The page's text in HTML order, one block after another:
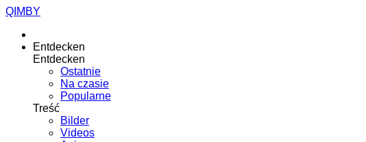
QIMBY
Entdecken
Entdecken
Ostatnie
Na czasie
Popularne
Treść
Bilder
Videos